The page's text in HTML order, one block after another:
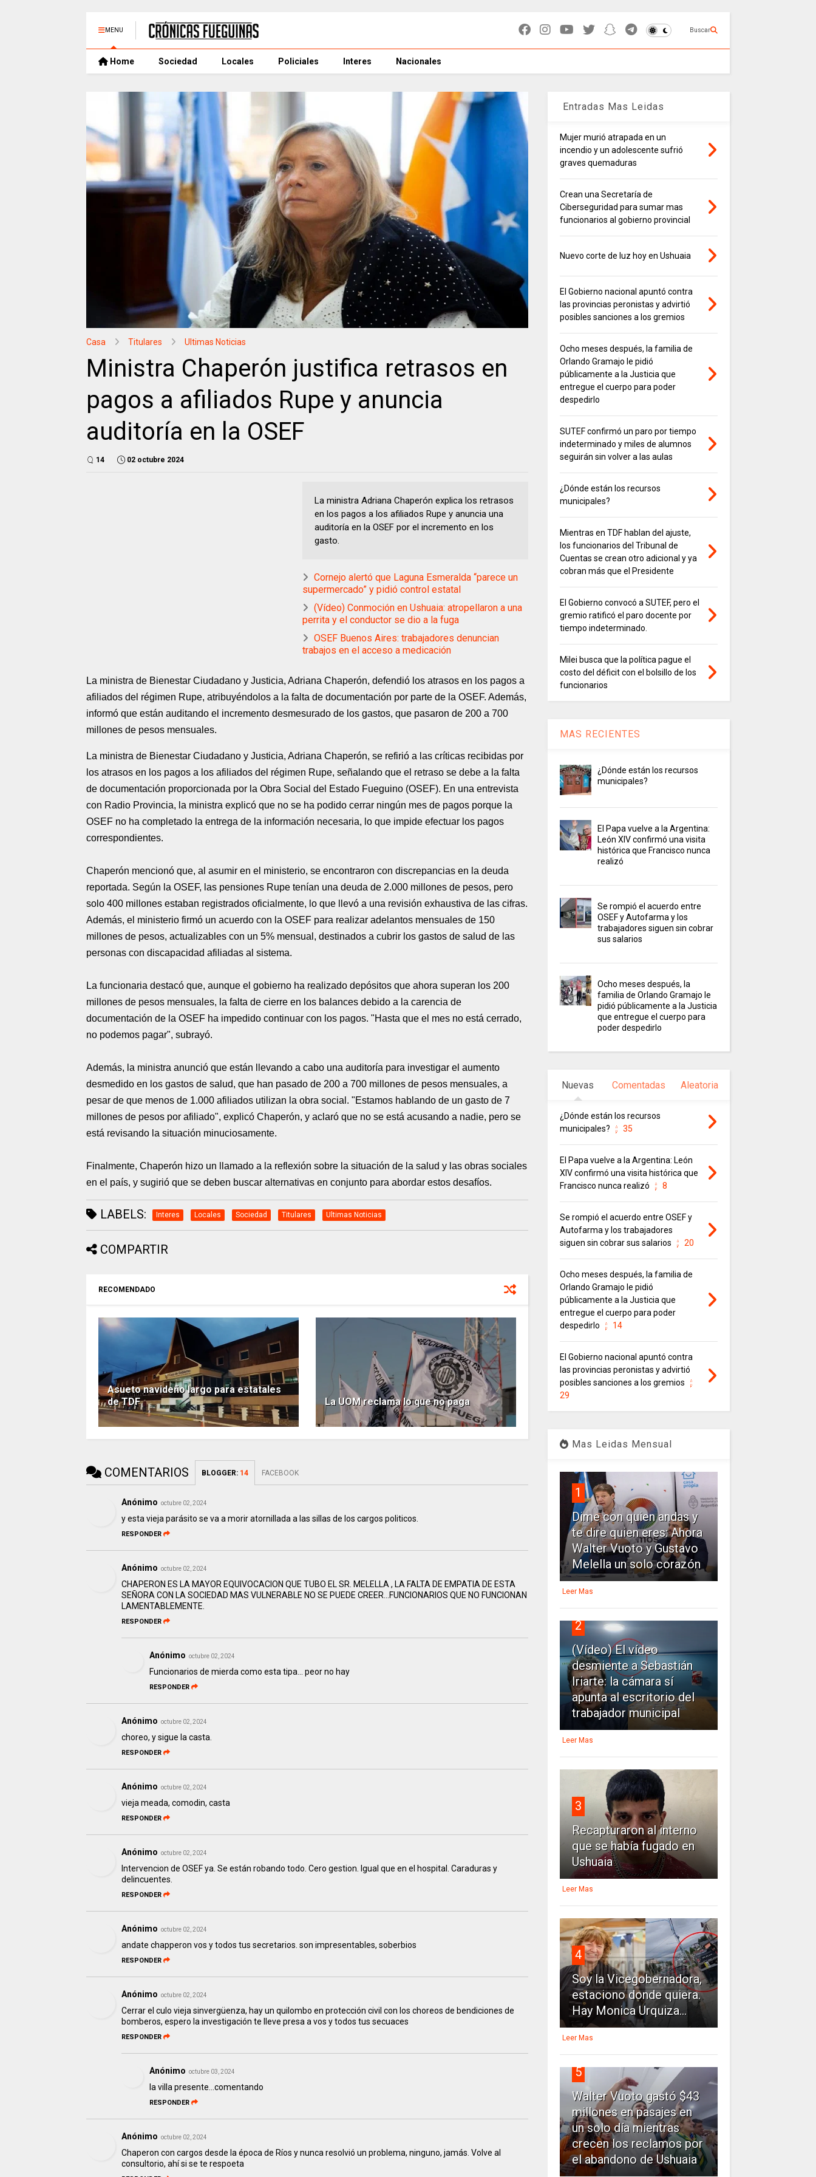
MENU Buscar
Home Sociedad Locales Policiales Interes Nacionales
Casa Titulares Ultimas Noticias
Ministra Chaperón justifica retrasos en
pagos a afiliados Rupe y anuncia
auditoría en la OSEF
14 02 octubre 2024
La ministra Adriana Chaperón explica los retrasos
en los pagos a los afiliados Rupe y anuncia una
auditoría en la OSEF por el incremento en los
gasto.
Cornejo alertó que Laguna Esmeralda “parece un
supermercado” y pidió control estatal
(Vídeo) Conmoción en Ushuaia: atropellaron a una
perrita y el conductor se dio a la fuga
OSEF Buenos Aires: trabajadores denuncian
trabajos en el acceso a medicación
La ministra de Bienestar Ciudadano y Justicia, Adriana Chaperón, defendió los atrasos en los pagos a
afiliados del régimen Rupe, atribuyéndolos a la falta de documentación por parte de la OSEF. Además,
informó que están auditando el incremento desmesurado de los gastos, que pasaron de 200 a 700
millones de pesos mensuales.
La ministra de Bienestar Ciudadano y Justicia, Adriana Chaperón, se refirió a las críticas recibidas por
los atrasos en los pagos a los afiliados del régimen Rupe, señalando que el retraso se debe a la falta
de documentación proporcionada por la Obra Social del Estado Fueguino (OSEF). En una entrevista
con Radio Provincia, la ministra explicó que no se ha podido cerrar ningún mes de pagos porque la
OSEF no ha completado la entrega de la información necesaria, lo que impide efectuar los pagos
correspondientes.
Chaperón mencionó que, al asumir en el ministerio, se encontraron con discrepancias en la deuda
reportada. Según la OSEF, las pensiones Rupe tenían una deuda de 2.000 millones de pesos, pero
solo 400 millones estaban registrados oficialmente, lo que llevó a una revisión exhaustiva de las cifras.
Además, el ministerio firmó un acuerdo con la OSEF para realizar adelantos mensuales de 150
millones de pesos, actualizables con un 5% mensual, destinados a cubrir los gastos de salud de las
personas con discapacidad afiliadas al sistema.
La funcionaria destacó que, aunque el gobierno ha realizado depósitos que ahora superan los 200
millones de pesos mensuales, la falta de cierre en los balances debido a la carencia de
documentación de la OSEF ha impedido continuar con los pagos. "Hasta que el mes no está cerrado,
no podemos pagar", subrayó.
Además, la ministra anunció que están llevando a cabo una auditoría para investigar el aumento
desmedido en los gastos de salud, que han pasado de 200 a 700 millones de pesos mensuales, a
pesar de que menos de 1.000 afiliados utilizan la obra social. "Estamos hablando de un gasto de 7
millones de pesos por afiliado", explicó Chaperón, y aclaró que no se está acusando a nadie, pero se
está revisando la situación minuciosamente.
Finalmente, Chaperón hizo un llamado a la reflexión sobre la situación de la salud y las obras sociales
en el país, y sugirió que se deben buscar alternativas en conjunto para abordar estos desafíos.
LABELS: Interes Locales Sociedad Titulares Ultimas Noticias
COMPARTIR
RECOMENDADO
Asueto navideño largo para estatales
de TDF
La UOM reclama lo que no paga
COMENTARIOS BLOGGER: 14 FACEBOOK
Anónimo octubre 02, 2024
y esta vieja parásito se va a morir atornillada a las sillas de los cargos politicos.
RESPONDER
Anónimo octubre 02, 2024
CHAPERON ES LA MAYOR EQUIVOCACION QUE TUBO EL SR. MELELLA , LA FALTA DE EMPATIA DE ESTA
SEÑORA CON LA SOCIEDAD MAS VULNERABLE NO SE PUEDE CREER...FUNCIONARIOS QUE NO FUNCIONAN
LAMENTABLEMENTE.
RESPONDER
Anónimo octubre 02, 2024
Funcionarios de mierda como esta tipa... peor no hay
RESPONDER
Anónimo octubre 02, 2024
choreo, y sigue la casta.
RESPONDER
Anónimo octubre 02, 2024
vieja meada, comodin, casta
RESPONDER
Anónimo octubre 02, 2024
Intervencion de OSEF ya. Se están robando todo. Cero gestion. Igual que en el hospital. Caraduras y
delincuentes.
RESPONDER
Anónimo octubre 02, 2024
andate chapperon vos y todos tus secretarios. son impresentables, soberbios
RESPONDER
Anónimo octubre 02, 2024
Cerrar el culo vieja sinvergüenza, hay un quilombo en protección civil con los choreos de bendiciones de
bomberos, espero la investigación te lleve presa a vos y todos tus secuaces
RESPONDER
Anónimo octubre 03, 2024
la villa presente...comentando
RESPONDER
Anónimo octubre 02, 2024
Chaperon con cargos desde la época de Ríos y nunca resolvió un problema, ninguno, jamás. Volve al
consultorio, ahí si se te respoeta
Entradas Mas Leidas
Mujer murió atrapada en un
incendio y un adolescente sufrió
graves quemaduras
Crean una Secretaría de
Ciberseguridad para sumar mas
funcionarios al gobierno provincial
Nuevo corte de luz hoy en Ushuaia
El Gobierno nacional apuntó contra
las provincias peronistas y advirtió
posibles sanciones a los gremios
Ocho meses después, la familia de
Orlando Gramajo le pidió
públicamente a la Justicia que
entregue el cuerpo para poder
despedirlo
SUTEF confirmó un paro por tiempo
indeterminado y miles de alumnos
seguirán sin volver a las aulas
¿Dónde están los recursos
municipales?
Mientras en TDF hablan del ajuste,
los funcionarios del Tribunal de
Cuentas se crean otro adicional y ya
cobran más que el Presidente
El Gobierno convocó a SUTEF, pero el
gremio ratificó el paro docente por
tiempo indeterminado.
Milei busca que la política pague el
costo del déficit con el bolsillo de los
funcionarios
MAS RECIENTES
¿Dónde están los recursos
municipales?
El Papa vuelve a la Argentina:
León XIV confirmó una visita
histórica que Francisco nunca
realizó
Se rompió el acuerdo entre
OSEF y Autofarma y los
trabajadores siguen sin cobrar
sus salarios
Ocho meses después, la
familia de Orlando Gramajo le
pidió públicamente a la Justicia
que entregue el cuerpo para
poder despedirlo
Nuevas Comentadas Aleatoria
¿Dónde están los recursos
municipales?
35
El Papa vuelve a la Argentina: León
XIV confirmó una visita histórica que
Francisco nunca realizó
8
Se rompió el acuerdo entre OSEF y
Autofarma y los trabajadores
siguen sin cobrar sus salarios
20
Ocho meses después, la familia de
Orlando Gramajo le pidió
públicamente a la Justicia que
entregue el cuerpo para poder
despedirlo
14
El Gobierno nacional apuntó contra
las provincias peronistas y advirtió
posibles sanciones a los gremios
29
Mas Leidas Mensual
1
Dime con quien andas y
te dire quien eres: Ahora
Walter Vuoto y Gustavo
Melella un solo corazón
Leer Mas
2
(Vídeo) El vídeo
desmiente a Sebastián
Iriarte: la cámara sí
apunta al escritorio del
trabajador municipal
Leer Mas
3
Recapturaron al interno
que se había fugado en
Ushuaia
Leer Mas
4
Soy la Vicegobernadora,
estaciono donde quiera.
Hay Monica Urquiza...
Leer Mas
5
Walter Vuoto gastó $43
millones en pasajes en
un solo día mientras
crecen los reclamos por
el abandono de Ushuaia